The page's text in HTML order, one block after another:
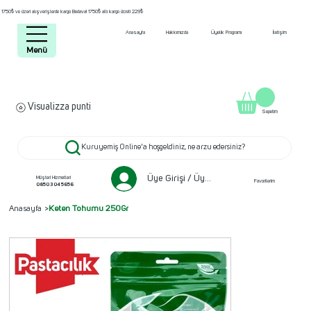
1750₺ ve üzeri alışverişlerde kargo Bedava! 1750₺ altı kargo ücreti 229₺
Anasayfa Hakkımızda Üyelik Programı İletişim
Kuruyemiş Online'a hoşgeldiniz, ne arzu edersiniz?
Müşteri Hizmetleri
0850 304 5656
Üye Girişi / Üye ol
Visualizza punti
Favorilerim
Sepetim
Menü
Anasayfa >Keten Tohumu 250Gr